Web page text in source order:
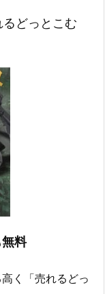
どっとこむ
料
く「売れるどっ